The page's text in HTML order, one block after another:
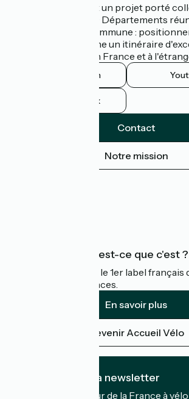
La Vélodyssée est un projet porté
par 3 Régions et 9 Départements
d'une ambition commune :
Vélodyssée comme un itinéraire
tourisme à vélo en France et à
Instagram
Facebook
Contact
Notre mission
Accueil Vélo qu'est-ce que c'est ?
Accueil Vélo c'est le 1er label français
cyclistes en vacances.
En savoir plus
Devenir Accueil Vélo
Je m'abonne à la newsletter
Recevez le meilleur de la France à